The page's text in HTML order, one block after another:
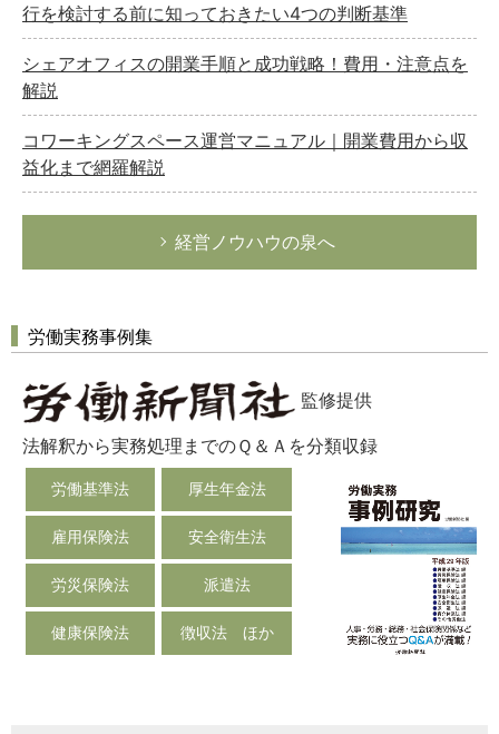
行を検討する前に知っておきたい4つの判断基準
シェアオフィスの開業手順と成功戦略！費用・注意点を
解説
コワーキングスペース運営マニュアル｜開業費用から収
益化まで網羅解説
経営ノウハウの泉へ
労働実務事例集
監修提供
法解釈から実務処理までのＱ＆Ａを分類収録
労働基準法 厚生年金法
雇用保険法 安全衛生法
労災保険法 派遣法
健康保険法 徴収法 ほか